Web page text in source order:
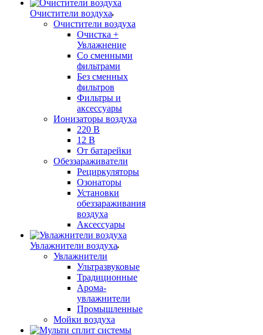
Очистители воздуха
Очистители воздуха
Очистка +
Увлажнение
Cо сменными
фильтрами
Без сменных
фильтров
Фильтры и
аксессуары
Ионизаторы воздуха
220 В
12 В
От батарейки
Обеззараживатели
Рециркуляторы
Озонаторы
Установки
обеззараживания
воздуха
Аксессуары
Увлажнители воздуха
Увлажнители
Ультразвуковые
Традиционные
Арома-
увлажнители
Промышленные
Мойки воздуха